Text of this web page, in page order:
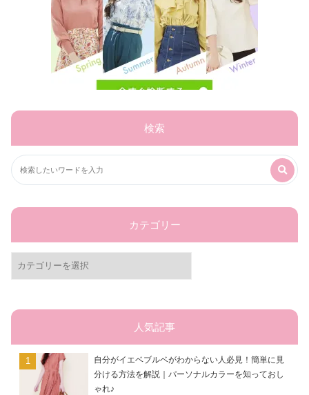
検索
カテゴリー
カ
テ
リ
人気記事
自分がイエベブルベがわからない人必見！簡単に見
分ける方法を解説｜パーソナルカラーを知っておし
ゃれ♪